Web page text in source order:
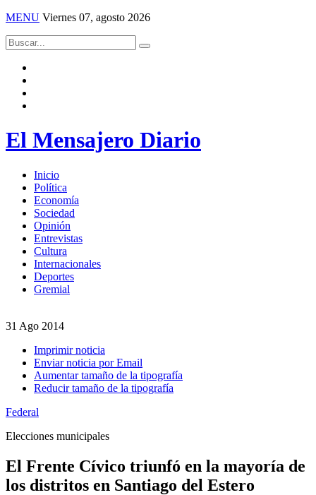
MENU Viernes 07, agosto 2026
El Mensajero Diario
Inicio
Política
Economía
Sociedad
Opinión
Entrevistas
Cultura
Internacionales
Deportes
Gremial
31 Ago 2014
Imprimir noticia
Enviar noticia por Email
Aumentar tamaño de la tipografía
Reducir tamaño de la tipografía
Federal
Elecciones municipales
El Frente Cívico triunfó en la mayoría de
los distritos en Santiago del Estero